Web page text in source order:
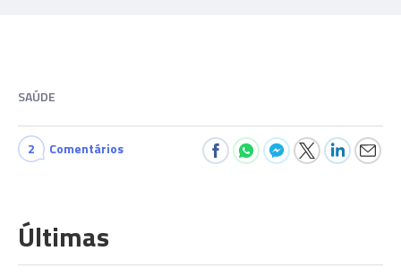
SAÚDE
2 Comentários
Últimas